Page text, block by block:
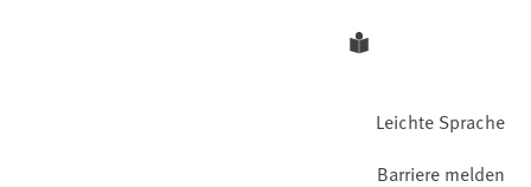
Leichte Sprache
Barriere melden